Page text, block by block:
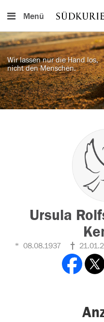
Menü
Wir lassen nur die Hand los,
nicht den Menschen.
Ursula
08.08.1937